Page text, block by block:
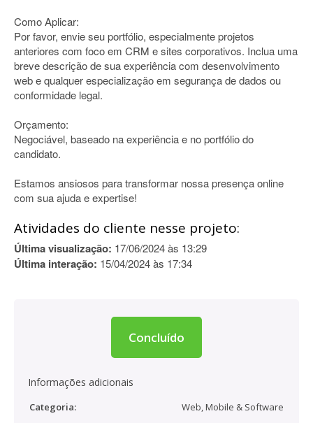
Como Aplicar:
Por favor, envie seu portfólio, especialmente projetos
anteriores com foco em CRM e sites corporativos. Inclua uma
breve descrição de sua experiência com desenvolvimento
web e qualquer especialização em segurança de dados ou
conformidade legal.
Orçamento:
Negociável, baseado na experiência e no portfólio do
candidato.
Estamos ansiosos para transformar nossa presença online
com sua ajuda e expertise!
Atividades do cliente nesse projeto:
Última visualização: 17/06/2024 às 13:29
Última interação: 15/04/2024 às 17:34
Concluído
Informações adicionais
Categoria:
Web, Mobile & Software